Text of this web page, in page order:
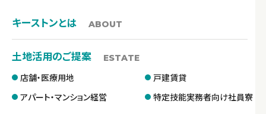
キーストンとは ABOUT
土地活用のご提案 ESTATE
店舗・医療用地
戸建賃貸
アパート・マンション経営
特定技能実務者向け社員寮